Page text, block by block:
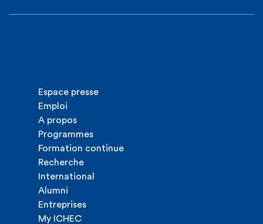
Espace presse
Emploi
A propos
Programmes
Formation continue
Recherche
International
Alumni
Entreprises
My ICHEC